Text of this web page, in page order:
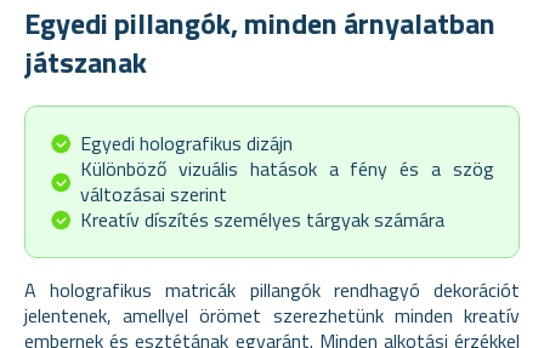
Egyedi pillangók, minden árnyalatban
játszanak
Egyedi holografikus dizájn
Különböző vizuális hatások a fény és a szög
változásai szerint
Kreatív díszítés személyes tárgyak számára
A holografikus matricák pillangók rendhagyó dekorációt
jelentenek, amellyel örömet szerezhetünk minden kreatív
embernek és esztétának egyaránt. Minden alkotási érzékkel